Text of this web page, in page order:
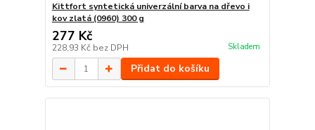
Kittfort syntetická univerzální barva na dřevo i
kov zlatá (0960) 300 g
277 Kč
228,93 Kč bez DPH Skladem
Přidat do košíku